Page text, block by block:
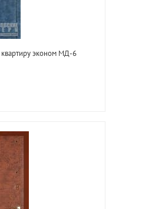
эконом МД-6